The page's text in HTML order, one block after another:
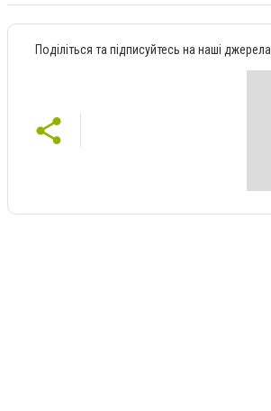
Поділіться та підписуйтесь на наші джерела